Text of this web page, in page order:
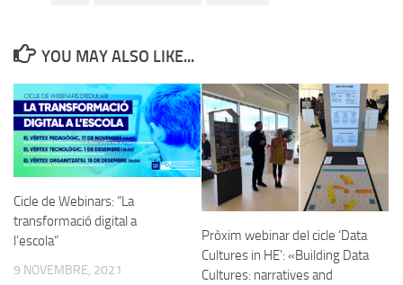
YOU MAY ALSO LIKE...
Cicle de Webinars: “La
transformació digital a
l’escola”
9 NOVEMBRE, 2021
Pròxim webinar del cicle ‘Data
Cultures in HE’: «Building Data
Cultures: narratives and